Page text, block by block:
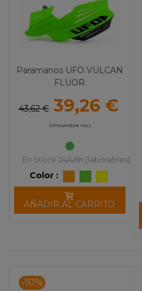
Paramanos UFO VULCAN
FLUOR
43,62 € 39,26 €
(impuestos inc.)
En Stock 24/48h (laborables)
Color :
AÑADIR AL CARRITO
-10%